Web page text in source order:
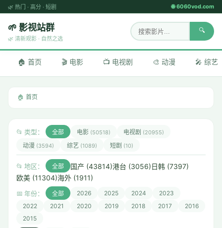
🌿 热门 · 高分 · 短剧 🌐 6060vod.com
🌱 影视站群
🌿 清新观影 · 自然之选
🔍
🏠 首页 🎬 电影 📺 电视剧 🎨 动漫 🎤 综艺
🏠 首页
📂 类型： 全部 电影 (50518) 电视剧 (20955)
动漫 (3594) 综艺 (1089) 短剧 (10)
📂 地区： 全部 国产 (43814)港台 (3056)日韩 (7397)
欧美 (11304)海外 (1911)
📅 年份： 全部 2026 2025 2024
2023
2022
2021 2020 2019 2018 2017
2016
2015